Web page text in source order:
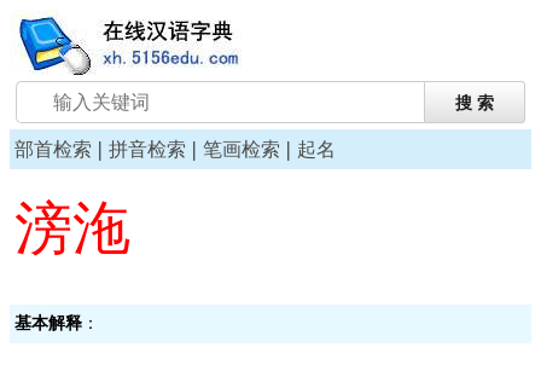
部首检索 | 拼音检索 | 笔画检索 | 起名
滂沲
基本解释 ：